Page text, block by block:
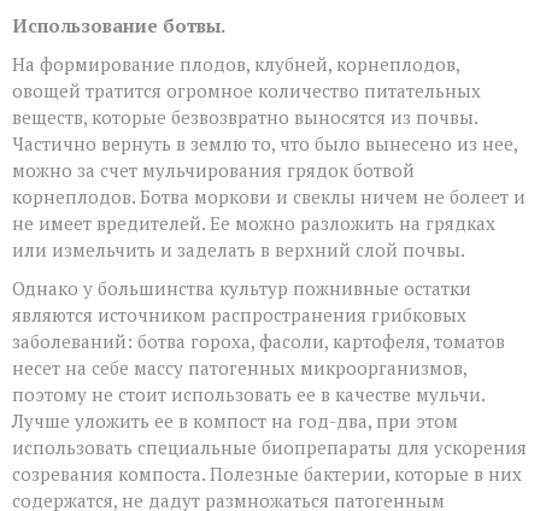
Использование ботвы.
На формирование плодов, клубней, корнеплодов,
овощей тратится огромное количество питательных
веществ, которые безвозвратно выносятся из почвы.
Частично вернуть в землю то, что было вынесено из нее,
можно за счет мульчирования грядок ботвой
корнеплодов. Ботва моркови и свеклы ничем не болеет и
не имеет вредителей. Ее можно разложить на грядках
или измельчить и заделать в верхний слой почвы.
Однако у большинства культур пожнивные остатки
являются источником распространения грибковых
заболеваний: ботва гороха, фасоли, картофеля, томатов
несет на себе массу патогенных микроорганизмов,
поэтому не стоит использовать ее в качестве мульчи.
Лучше уложить ее в компост на год-два, при этом
использовать специальные биопрепараты для ускорения
созревания компоста. Полезные бактерии, которые в них
содержатся, не дадут размножаться патогенным